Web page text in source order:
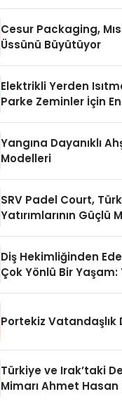
Cesur Packaging,
Üssünü Büyütüyor
Elektrikli Yerden
Parke Zeminler İçin
Yangına Dayanıklı
Modelleri
SRV Padel Court,
Yatırımlarının Güçlü
Diş Hekimliğinden
Çok Yönlü Bir Yaşam:
Portekiz Vatandaşlık
Türkiye ve Irak’taki
Mimarı Ahmet